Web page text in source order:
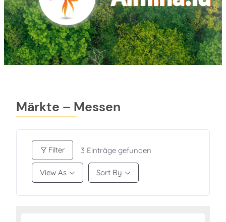
Märkte – Messen
Filter 3 Einträge gefunden
View As Sort By